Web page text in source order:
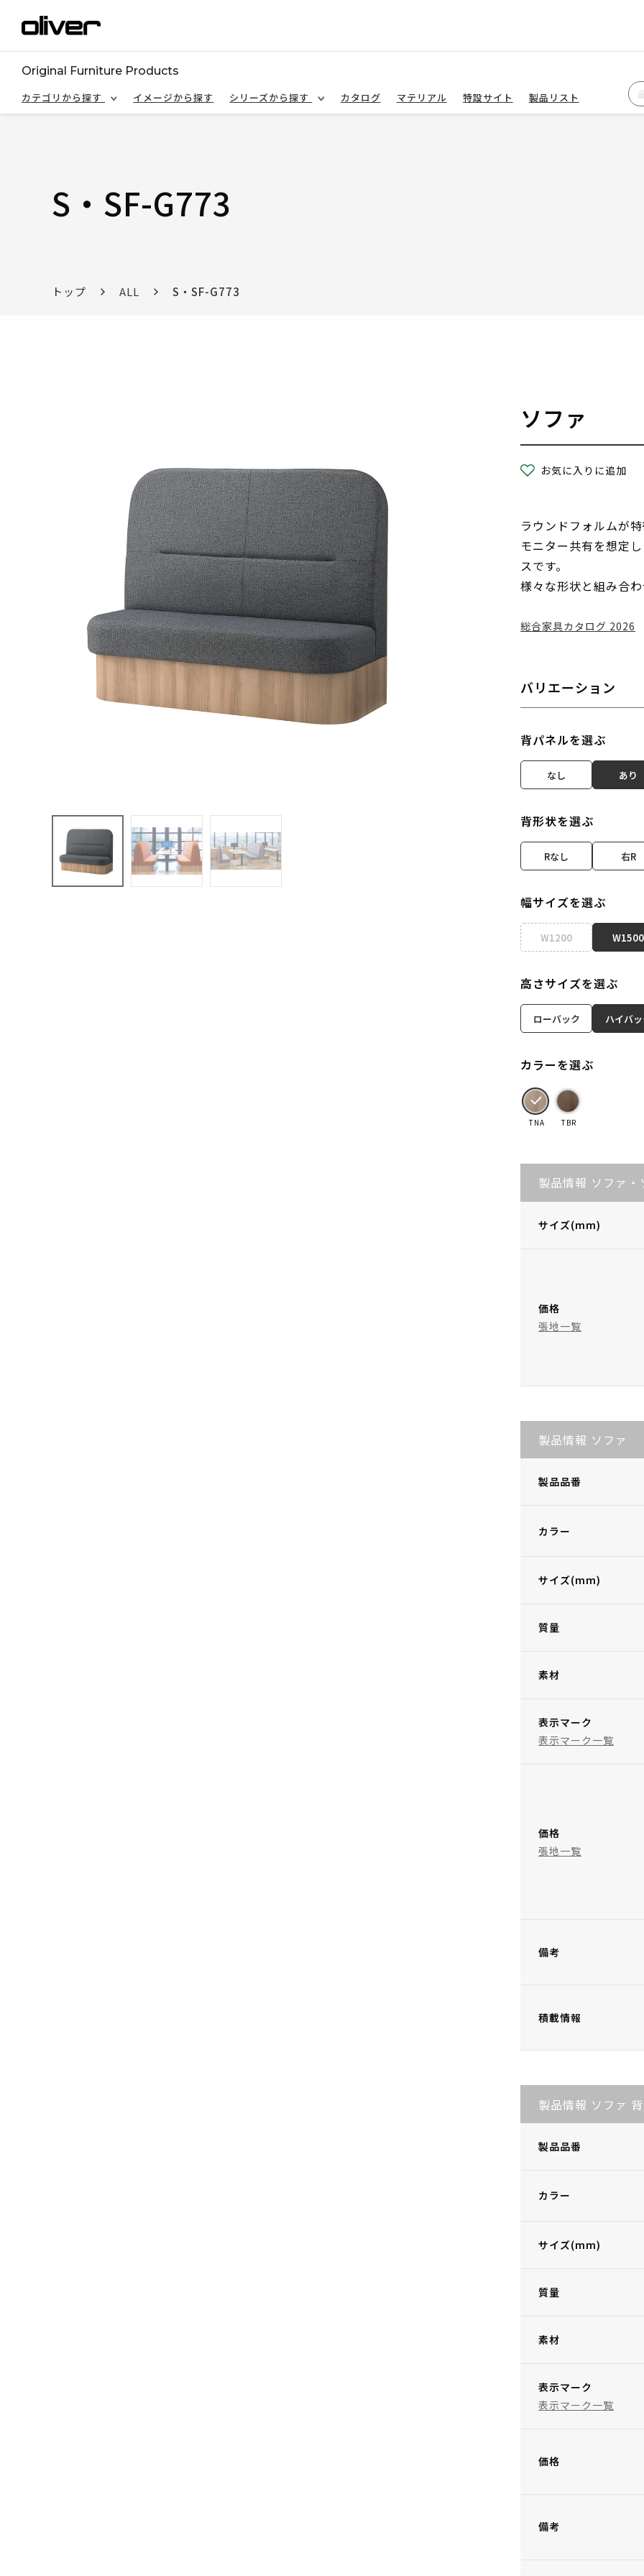
Original Furniture Products
カテゴリから探す
イメージから探す シリーズから探す カタログ マテリアル 特設サイト 製品リスト
S・SF-G773
トップ ALL S・SF-G773
ソファ
お気に入りに追加
ラウンドフォルムが
モニター共有を想定
スです。
様々な形状と組み合
総合家具カタログ 2026
バリエーション
背パネルを選ぶ
なし あり
背形状を選ぶ
Rなし 右R
幅サイズを選ぶ
W1200 W1500
高さサイズを選ぶ
ローバック ハイバ
カラーを選ぶ
TNA TBR
製品情報 ソファ
サイズ(mm)
価格
張地一覧
製品情報 ソファ
製品品番
カラー
サイズ(mm)
質量
素材
表示マーク
表示マーク一覧
価格
張地一覧
備考
積載情報
製品情報 ソファ
製品品番
カラー
サイズ(mm)
質量
素材
表示マーク
表示マーク一覧
価格
備考